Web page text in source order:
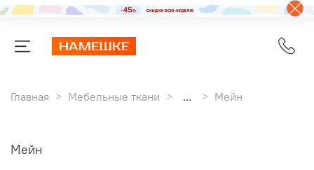
Главная Мебельные ткани ... Мейн
Мейн